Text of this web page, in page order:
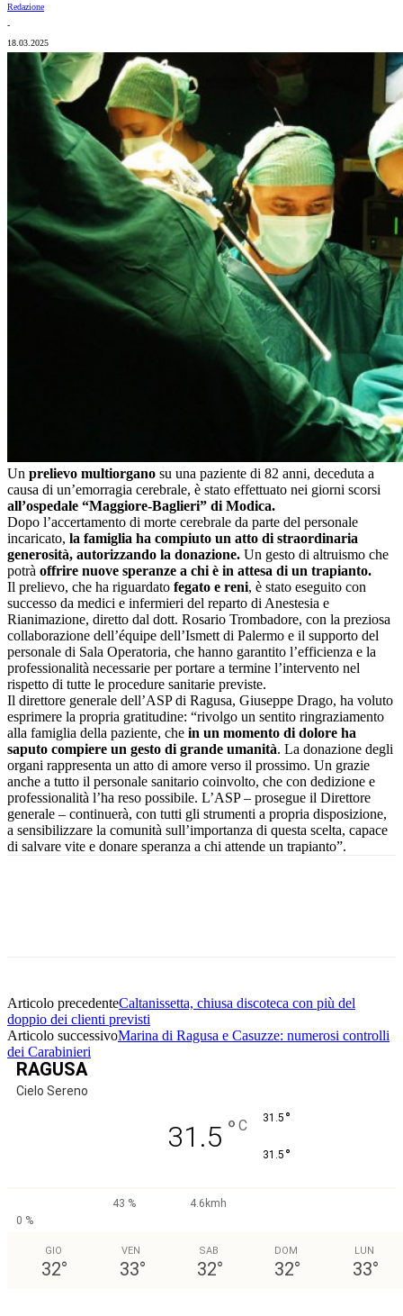
Redazione
-
18.03.2025
Un prelievo multiorgano su una paziente di 82 anni, deceduta a
causa di un’emorragia cerebrale, è stato effettuato nei giorni scorsi
all’ospedale “Maggiore-Baglieri” di Modica.
Dopo l’accertamento di morte cerebrale da parte del personale
incaricato, la famiglia ha compiuto un atto di straordinaria
generosità, autorizzando la donazione. Un gesto di altruismo che
potrà offrire nuove speranze a chi è in attesa di un trapianto.
Il prelievo, che ha riguardato fegato e reni, è stato eseguito con
successo da medici e infermieri del reparto di Anestesia e
Rianimazione, diretto dal dott. Rosario Trombadore, con la preziosa
collaborazione dell’équipe dell’Ismett di Palermo e il supporto del
personale di Sala Operatoria, che hanno garantito l’efficienza e la
professionalità necessarie per portare a termine l’intervento nel
rispetto di tutte le procedure sanitarie previste.
Il direttore generale dell’ASP di Ragusa, Giuseppe Drago, ha voluto
esprimere la propria gratitudine: “rivolgo un sentito ringraziamento
alla famiglia della paziente, che in un momento di dolore ha
saputo compiere un gesto di grande umanità. La donazione degli
organi rappresenta un atto di amore verso il prossimo. Un grazie
anche a tutto il personale sanitario coinvolto, che con dedizione e
professionalità l’ha reso possibile. L’ASP – prosegue il Direttore
generale – continuerà, con tutti gli strumenti a propria disposizione,
a sensibilizzare la comunità sull’importanza di questa scelta, capace
di salvare vite e donare speranza a chi attende un trapianto”.
Articolo precedenteCaltanissetta, chiusa discoteca con più del
doppio dei clienti previsti
Articolo successivoMarina di Ragusa e Casuzze: numerosi controlli
dei Carabinieri
RAGUSA
Cielo Sereno
31.5 ° C 31.5 °
31.5 °
43 %
4.6kmh
0 %
GIO
32°
VEN
33°
SAB
32°
DOM
32°
LUN
33°